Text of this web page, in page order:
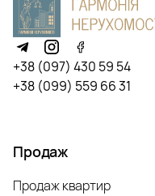
+38 (097) 430 59 54
+38 (099) 559 66 31
Продаж
Продаж квартир